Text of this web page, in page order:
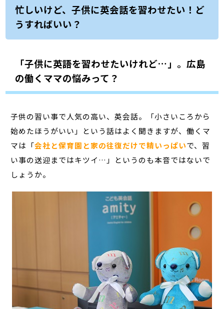
忙しいけど、子供に英会話を習わせたい！ど
うすればいい？
「子供に英語を習わせたいけれど…」。広島
の働くママの悩みって？
子供の習い事で人気の高い、英会話。「小さいころから
始めたほうがいい」という話はよく聞きますが、働くマ
マは「会社と保育園と家の往復だけで精いっぱいで、習
い事の送迎まではキツイ…」というのも本音ではないで
しょうか。